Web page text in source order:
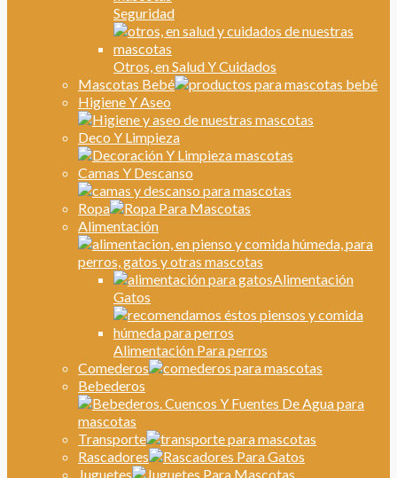
Seguridad
Otros, en Salud Y Cuidados
Mascotas Bebé
Higiene Y Aseo
Deco Y Limpieza
Camas Y Descanso
Ropa
Alimentación
Alimentación
Gatos
Alimentación Para perros
Comederos
Bebederos
Transporte
Rascadores
Juguetes